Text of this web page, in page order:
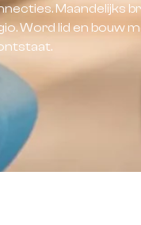
Maandelijks
Word lid en bouw